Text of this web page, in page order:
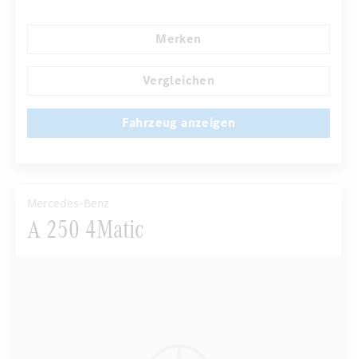
Laderaumabdeckung
Merken
Vergleichen
Fahrzeug anzeigen
Mercedes-Benz
A 250 4Matic